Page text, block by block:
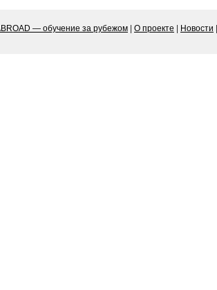
— обучение за рубежом О проекте Новости